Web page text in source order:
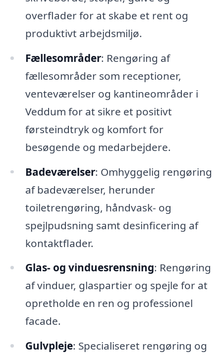
overflader for at skabe et rent og
produktivt arbejdsmiljø.
Fællesområder: Rengøring af
fællesområder som receptioner,
venteværelser og kantineområder i
Veddum for at sikre et positivt
førsteindtryk og komfort for
besøgende og medarbejdere.
Badeværelser: Omhyggelig rengøring
af badeværelser, herunder
toiletrengøring, håndvask- og
spejlpudsning samt desinficering af
kontaktflader.
Glas- og vinduesrensning: Rengøring
af vinduer, glaspartier og spejle for at
opretholde en ren og professionel
facade.
Gulvpleje: Specialiseret rengøring og